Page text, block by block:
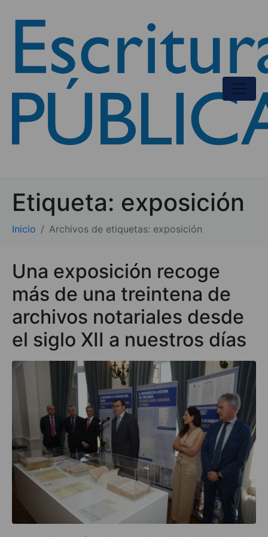
Etiqueta: exposición
Inicio Archivos de etiquetas: exposición
Una exposición recoge
más de una treintena de
archivos notariales desde
el siglo XII a nuestros días